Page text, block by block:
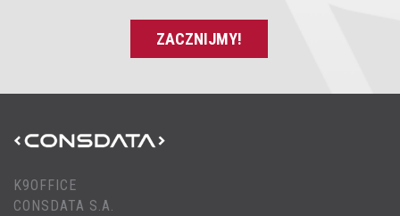
ZACZNIJMY!
K9OFFICE
CONSDATA S.A.